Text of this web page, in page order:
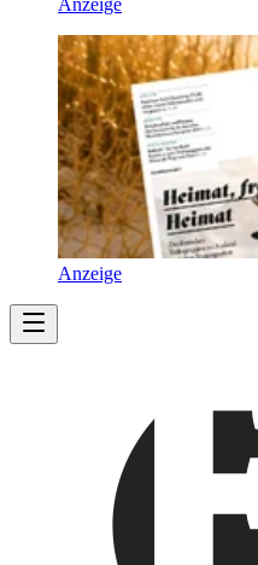
Anzeige
Anzeige